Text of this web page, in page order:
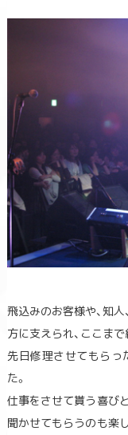
飛込みのお客様や、知
方に支えられ、ここま
先日修理させてもらっ
た。
仕事をさせて貰う喜び
聞かせてもらうのも楽